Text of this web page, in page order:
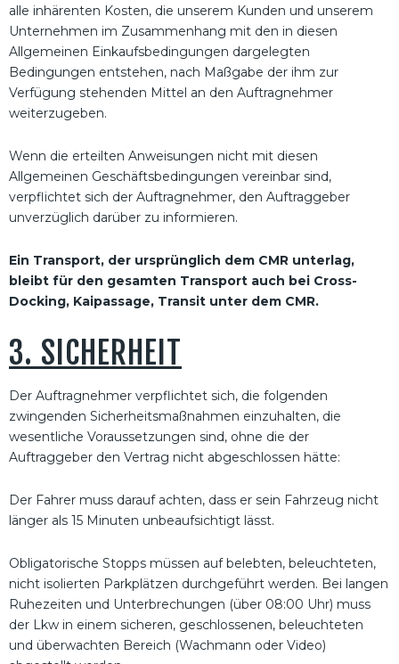
alle inhärenten Kosten, die unserem Kunden und unserem
Unternehmen im Zusammenhang mit den in diesen
Allgemeinen Einkaufsbedingungen dargelegten
Bedingungen entstehen, nach Maßgabe der ihm zur
Verfügung stehenden Mittel an den Auftragnehmer
weiterzugeben.
Wenn die erteilten Anweisungen nicht mit diesen
Allgemeinen Geschäftsbedingungen vereinbar sind,
verpflichtet sich der Auftragnehmer, den Auftraggeber
unverzüglich darüber zu informieren.
Ein Transport, der ursprünglich dem CMR unterlag,
bleibt für den gesamten Transport auch bei Cross-
Docking, Kaipassage, Transit unter dem CMR.
3. SICHERHEIT
Der Auftragnehmer verpflichtet sich, die folgenden
zwingenden Sicherheitsmaßnahmen einzuhalten, die
wesentliche Voraussetzungen sind, ohne die der
Auftraggeber den Vertrag nicht abgeschlossen hätte:
Der Fahrer muss darauf achten, dass er sein Fahrzeug nicht
länger als 15 Minuten unbeaufsichtigt lässt.
Obligatorische Stopps müssen auf belebten, beleuchteten,
nicht isolierten Parkplätzen durchgeführt werden. Bei langen
Ruhezeiten und Unterbrechungen (über 08:00 Uhr) muss
der Lkw in einem sicheren, geschlossenen, beleuchteten
und überwachten Bereich (Wachmann oder Video)